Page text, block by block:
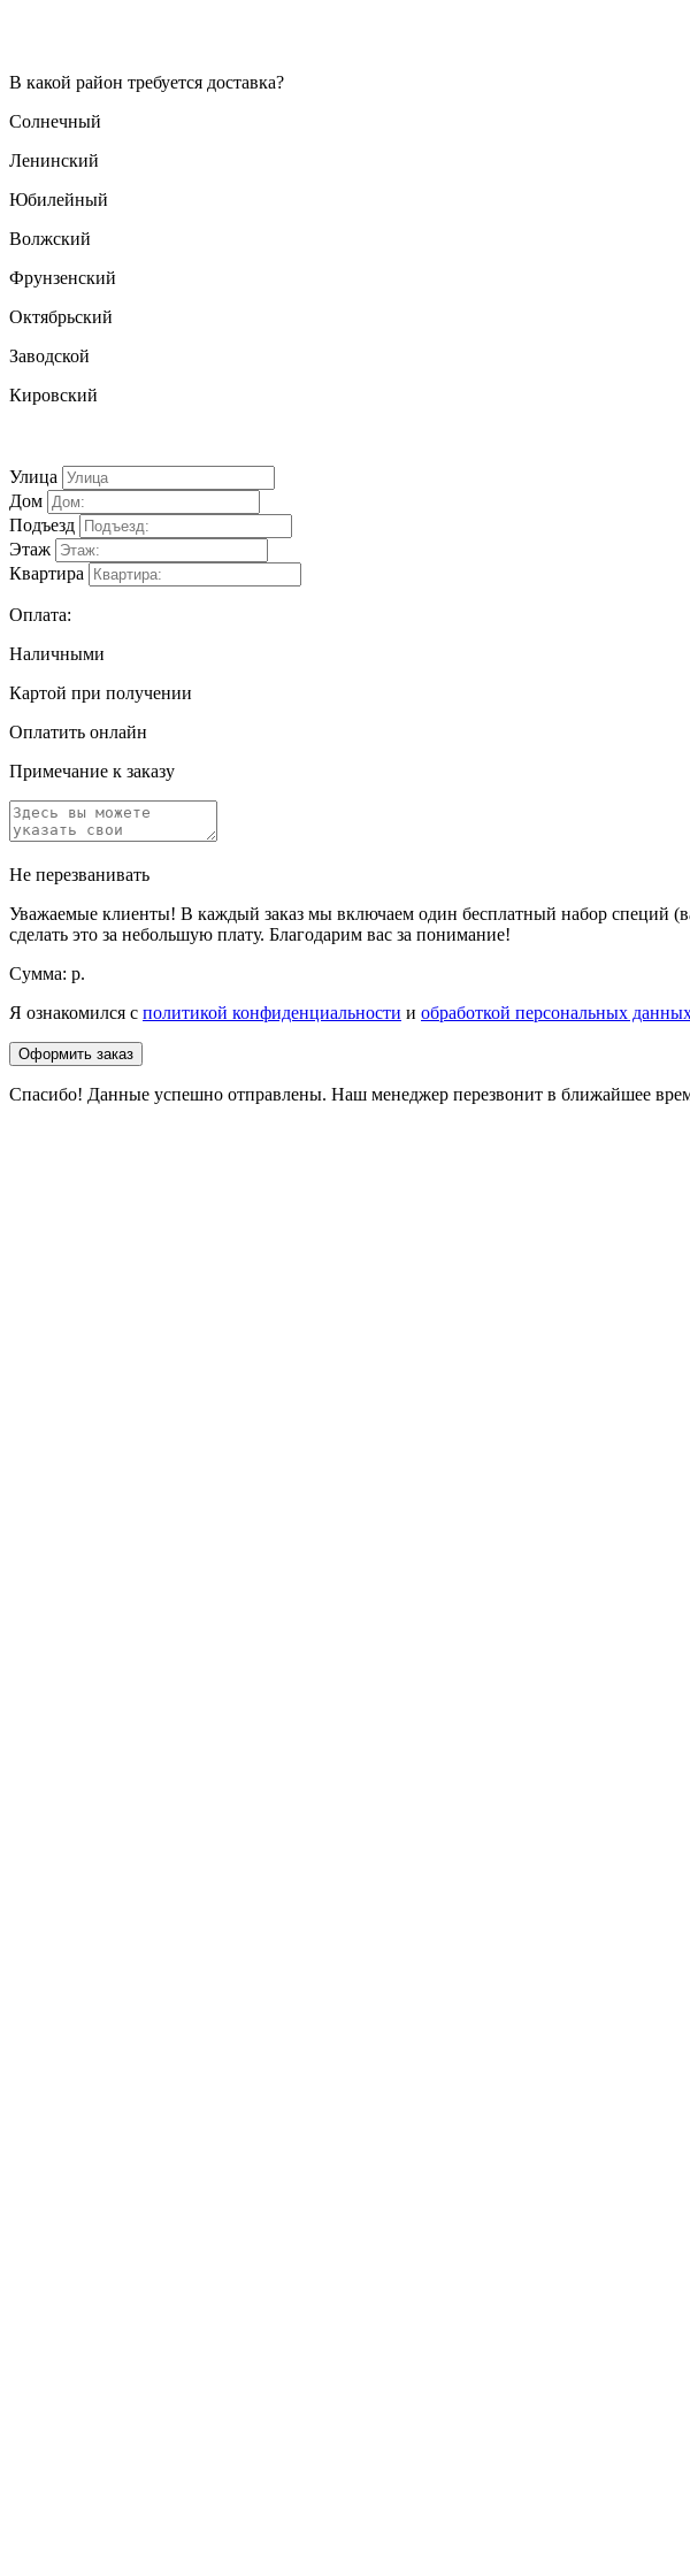
В какой район требуется доставка?
Солнечный
Ленинский
Юбилейный
Волжский
Фрунзенский
Октябрьский
Заводской
Кировский
Улица
Дом
Подъезд
Этаж
Квартира
Оплата:
Наличными
Картой при получении
Оплатить онлайн
Примечание к заказу
Не перезванивать
Уважаемые клиенты! В каждый заказ мы включаем один бесплатный набор специй
сделать это за небольшую плату. Благодарим вас за понимание!
Сумма: р.
Я ознакомился с политикой конфиденциальности и обработкой персональных
Оформить заказ
Спасибо! Данные успешно отправлены. Наш менеджер перезвонит в ближайшее